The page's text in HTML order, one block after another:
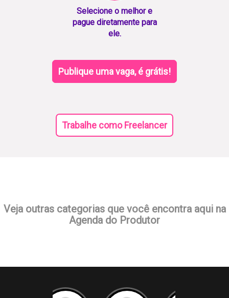
Selecione o melhor e
pague diretamente para
ele.
Publique uma vaga, é grátis!
Trabalhe como Freelancer
Veja outras categorias que você encontra aqui na
Agenda do Produtor